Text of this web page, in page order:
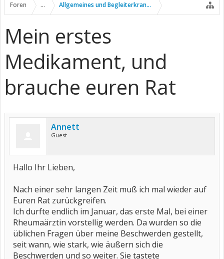
Foren ... Allgemeines und Begleiterkrankungen
Mein erstes
Medikament, und
brauche euren Rat
Annett
Guest
Hallo Ihr Lieben,
Nach einer sehr langen Zeit muß ich mal wieder auf
Euren Rat zurückgreifen.
Ich durfte endlich im Januar, das erste Mal, bei einer
Rheumaärztin vorstellig werden. Da wurden so die
üblichen Fragen über meine Beschwerden gestellt,
seit wann, wie stark, wie äußern sich die
Beschwerden und so weiter. Sie tastete